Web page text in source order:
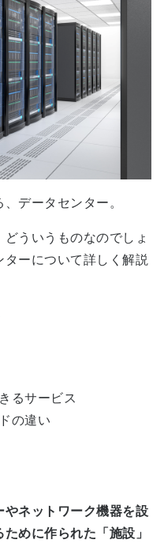
データセンター。
ういうものなのでしょ
ターについて詳しく解説
るサービス
の違い
やネットワーク機器を設
めに作られた「施設」